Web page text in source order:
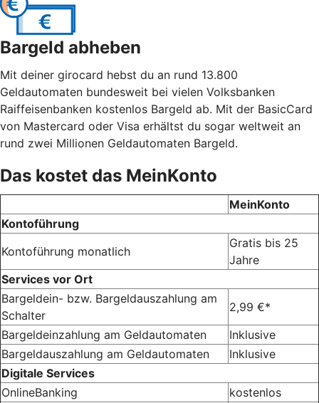
Bargeld abheben
Mit deiner girocard hebst du an rund 13.800
Geldautomaten bundesweit bei vielen Volksbanken
Raiffeisenbanken kostenlos Bargeld ab. Mit der BasicCard
von Mastercard oder Visa erhältst du sogar weltweit an
rund zwei Millionen Geldautomaten Bargeld.
Das kostet das MeinKonto
MeinKonto
Kontoführung
Kontoführung monatlich
Gratis bis 25
Jahre
Services vor Ort
Bargeldein- bzw. Bargeldauszahlung am
Schalter
2,99 €*
Bargeldeinzahlung am Geldautomaten
Inklusive
Bargeldauszahlung am Geldautomaten
Inklusive
Digitale Services
OnlineBanking
kostenlos